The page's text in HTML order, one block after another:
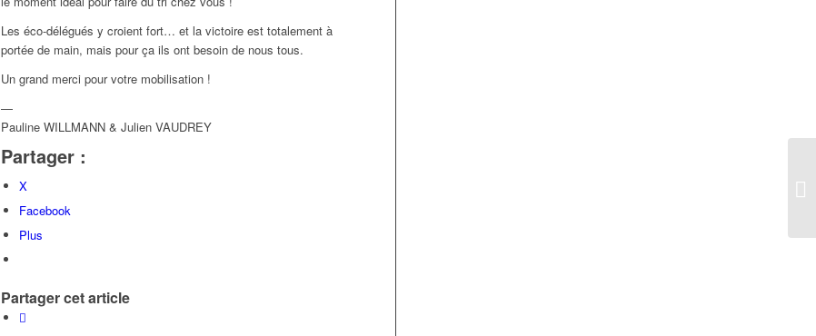
Les éco-délégués y croient fort… et la victoire est totalement à
portée de main, mais pour ça ils ont besoin de nous tous.
Un grand merci pour votre mobilisation !
—
Pauline WILLMANN & Julien VAUDREY
Partager :
X
Facebook
Plus
Partager cet article